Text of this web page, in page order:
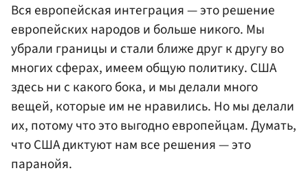
Вся европейская интеграция — это решение
европейских народов и больше никого. Мы
убрали границы и стали ближе друг к другу во
многих сферах, имеем общую политику. США
здесь ни с какого бока, и мы делали много
вещей, которые им не нравились. Но мы делали
их, потому что это выгодно европейцам. Думать,
что США диктуют нам все решения — это
паранойя.